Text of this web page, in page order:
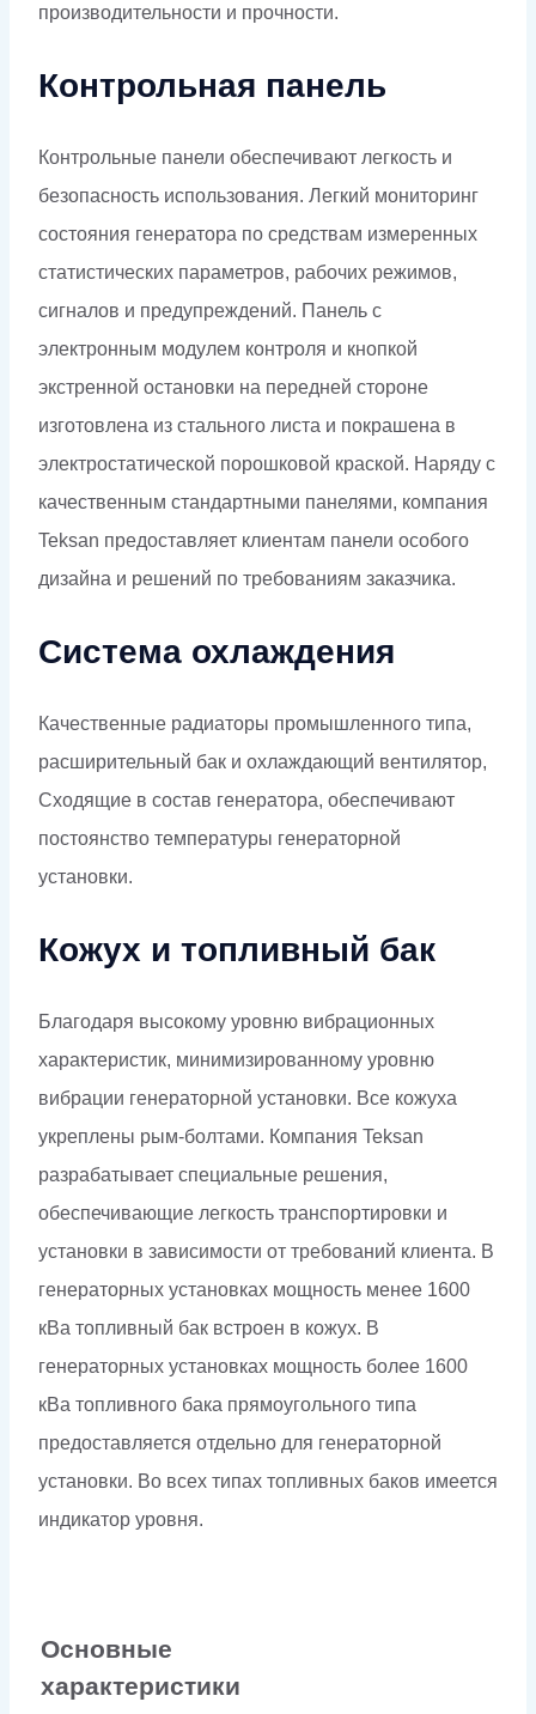
производительности и прочности.
Контрольная панель
Контрольные панели обеспечивают легкость и
безопасность использования. Легкий мониторинг
состояния генератора по средствам измеренных
статистических параметров, рабочих режимов,
сигналов и предупреждений. Панель с
электронным модулем контроля и кнопкой
экстренной остановки на передней стороне
изготовлена из стального листа и покрашена в
электростатической порошковой краской. Наряду с
качественным стандартными панелями, компания
Teksan предоставляет клиентам панели особого
дизайна и решений по требованиям заказчика.
Система охлаждения
Качественные радиаторы промышленного типа,
расширительный бак и охлаждающий вентилятор,
Сходящие в состав генератора, обеспечивают
постоянство температуры генераторной
установки.
Кожух и топливный бак
Благодаря высокому уровню вибрационных
характеристик, минимизированному уровню
вибрации генераторной установки. Все кожуха
укреплены рым-болтами. Компания Teksan
разрабатывает специальные решения,
обеспечивающие легкость транспортировки и
установки в зависимости от требований клиента. В
генераторных установках мощность менее 1600
кВа топливный бак встроен в кожух. В
генераторных установках мощность более 1600
кВа топливного бака прямоугольного типа
предоставляется отдельно для генераторной
установки. Во всех типах топливных баков имеется
индикатор уровня.
Основные
характеристики